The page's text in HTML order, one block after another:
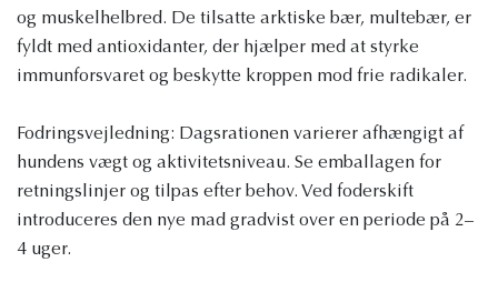
og muskelhelbred. De tilsatte arktiske bær, multebær, er
fyldt med antioxidanter, der hjælper med at styrke
immunforsvaret og beskytte kroppen mod frie radikaler.
Fodringsvejledning: Dagsrationen varierer afhængigt af
hundens vægt og aktivitetsniveau. Se emballagen for
retningslinjer og tilpas efter behov. Ved foderskift
introduceres den nye mad gradvist over en periode på 2–
4 uger.